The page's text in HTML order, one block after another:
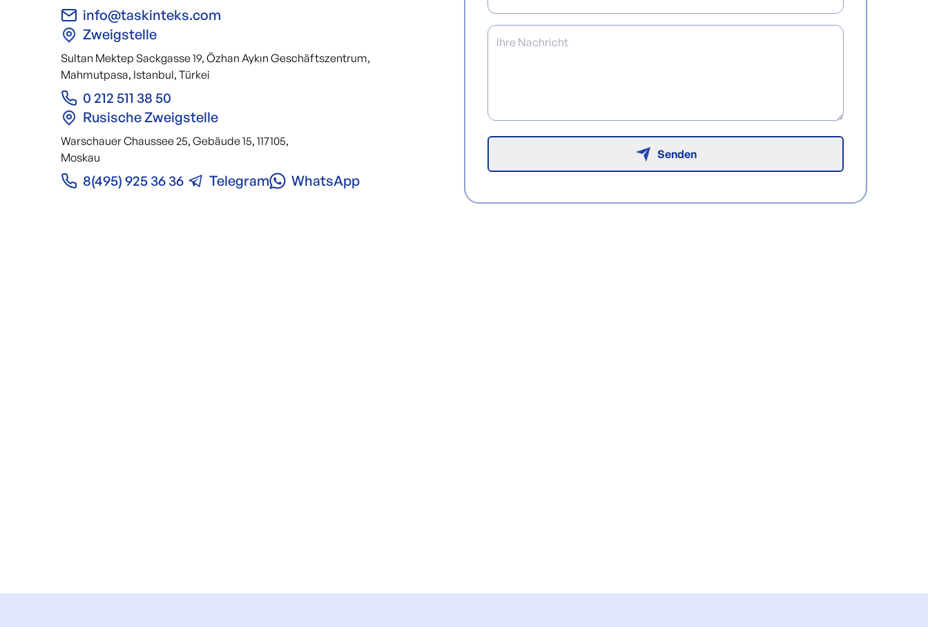
info@taskinteks.com
Zweigstelle
Sultan Mektep Sackgasse 19, Özhan Aykın Geschäftszentrum,
Mahmutpasa, Istanbul, Türkei
0 212 511 38 50
Rusische Zweigstelle
Warschauer Chaussee 25, Gebäude 15, 117105,
Moskau
8(495) 925 36 36 Telegram WhatsApp
Senden